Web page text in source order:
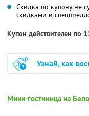
Скидка по купону не
скидками и
Купон действителен по
Узнай, как
Мини-гостиница на